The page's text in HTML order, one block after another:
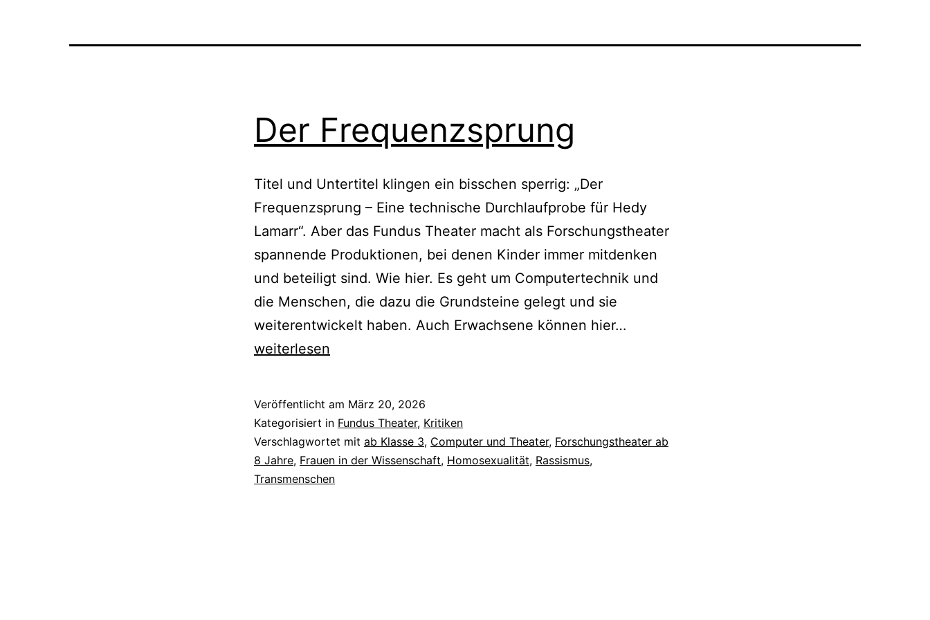
Der Frequenzsprung
Titel und Untertitel klingen ein bisschen sperrig: „Der
Frequenzsprung – Eine technische Durchlaufprobe für Hedy
Lamarr“. Aber das Fundus Theater macht als Forschungstheater
spannende Produktionen, bei denen Kinder immer mitdenken
und beteiligt sind. Wie hier. Es geht um Computertechnik und
die Menschen, die dazu die Grundsteine gelegt und sie
weiterentwickelt haben. Auch Erwachsene können hier…
weiterlesen
Veröffentlicht am März 20, 2026
Kategorisiert in Fundus Theater, Kritiken
Verschlagwortet mit ab Klasse 3, Computer und Theater, Forschungstheater ab
8 Jahre, Frauen in der Wissenschaft, Homosexualität, Rassismus,
Transmenschen